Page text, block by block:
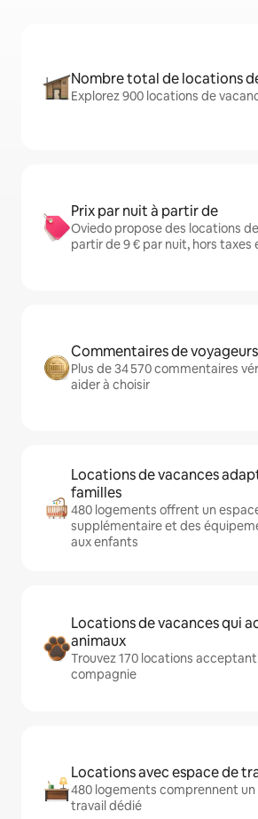
Nombre total de locations
Explorez 900 locations de
Prix par nuit à partir de
Oviedo propose des locations
partir de 9 € par nuit, hors taxes
Commentaires de
Plus de 34 570 commentaires
aider à choisir
Locations de vacances
familles
480 logements offrent un
supplémentaire et des
aux enfants
Locations de vacances qui
animaux
Trouvez 170 locations
compagnie
Locations avec espace de
480 logements comprennent
travail dédié